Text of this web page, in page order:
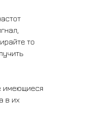
то
имеющиеся
в их